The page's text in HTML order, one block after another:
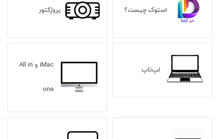
استوک چیست؟ پروژکتور
لپ‌تاپ
iMac و All in
one